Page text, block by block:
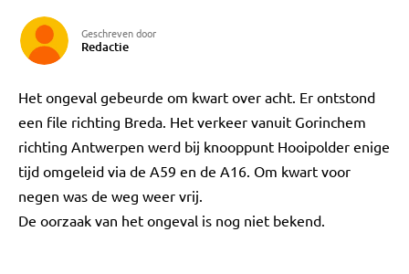
Geschreven door
Redactie
Het ongeval gebeurde om kwart over acht. Er ontstond
een file richting Breda. Het verkeer vanuit Gorinchem
richting Antwerpen werd bij knooppunt Hooipolder enige
tijd omgeleid via de A59 en de A16. Om kwart voor
negen was de weg weer vrij.
De oorzaak van het ongeval is nog niet bekend.